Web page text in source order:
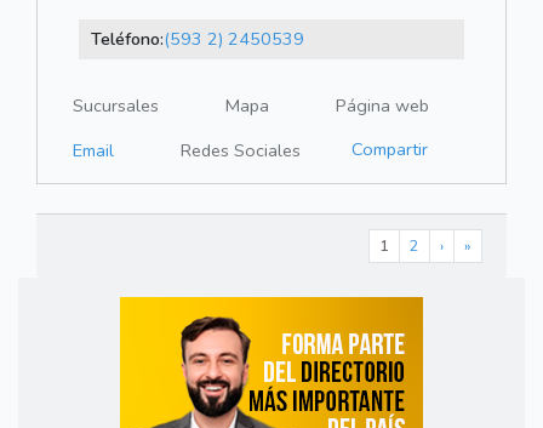
Teléfono:(593 2) 2450539
Sucursales Mapa
Página web
Email
Redes Sociales Compartir
1 2 › »